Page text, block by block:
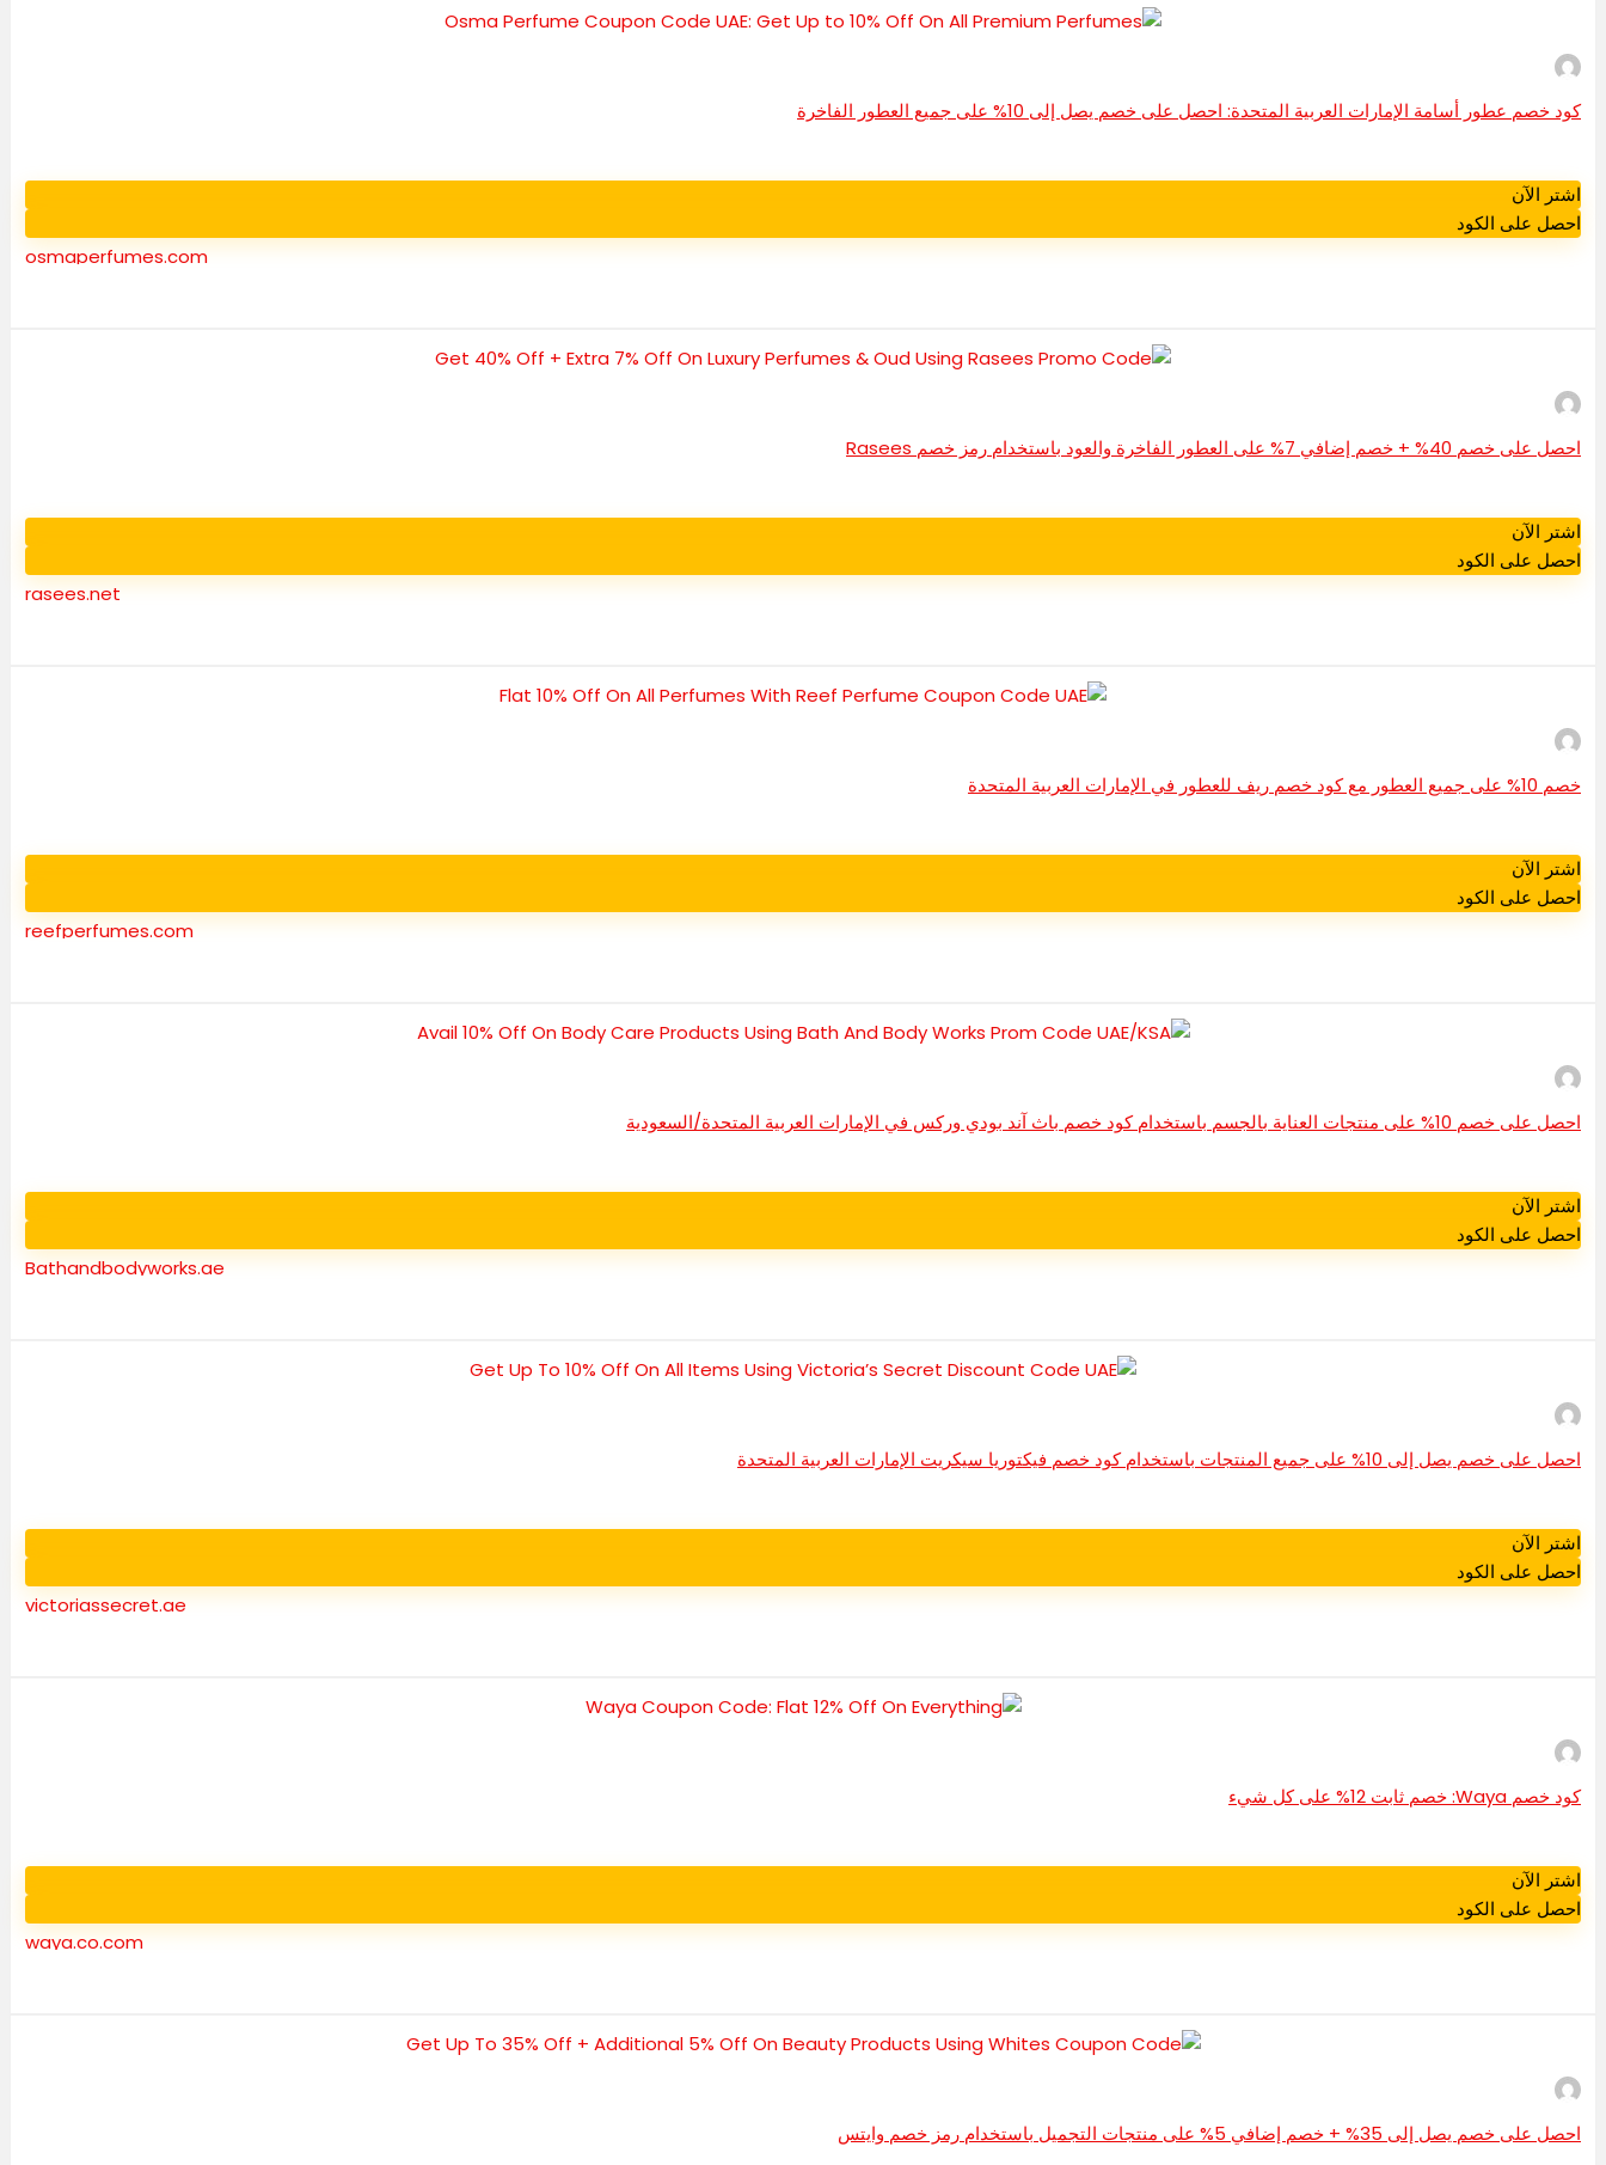
كود خصم عطور أسامة الإمارات العربية المتحدة: احصل على خصم يصل إلى 10% على جميع العطور الفاخرة
اشتر الآن
احصل على الكود
osmaperfumes.com
احصل على خصم 40% + خصم إضافي 7% على العطور الفاخرة والعود باستخدام رمز خصم Rasees
اشتر الآن
احصل على الكود
rasees.net
خصم 10% على جميع العطور مع كود خصم ريف للعطور في الإمارات العربية المتحدة
اشتر الآن
احصل على الكود
reefperfumes.com
احصل على خصم 10% على منتجات العناية بالجسم باستخدام كود خصم باث آند بودي وركس في الإمارات العربية المتحدة/السعودية
اشتر الآن
احصل على الكود
Bathandbodyworks.ae
احصل على خصم يصل إلى 10% على جميع المنتجات باستخدام كود خصم فيكتوريا سيكريت الإمارات العربية المتحدة
اشتر الآن
احصل على الكود
victoriassecret.ae
كود خصم Waya: خصم ثابت 12% على كل شيء
اشتر الآن
احصل على الكود
waya.co.com
احصل على خصم يصل إلى 35% + خصم إضافي 5% على منتجات التجميل باستخدام رمز خصم وايتس